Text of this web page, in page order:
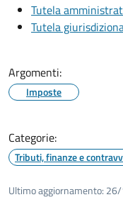
Tutela
Tutela
Argomenti:
Imposte
Categorie:
Tributi, finanze e
Ultimo aggiornamento: